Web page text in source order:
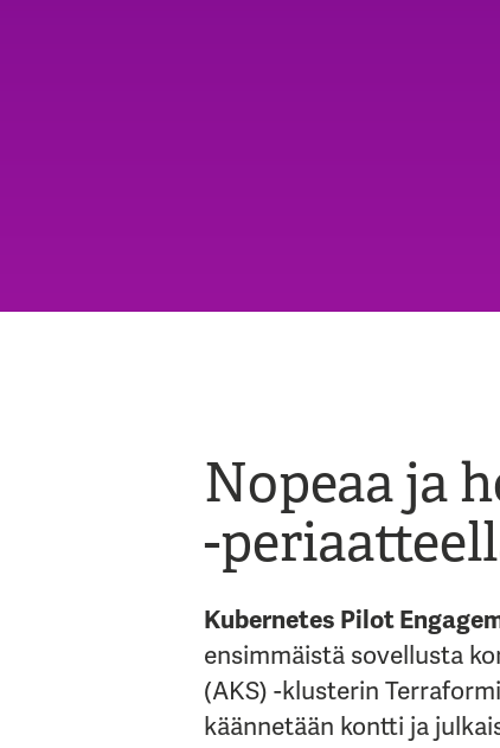
Nopeaa ja
-
Kubernetes Pilot
ensimmäistä sovellusta
(AKS) -klusterin
käännetään kontti ja